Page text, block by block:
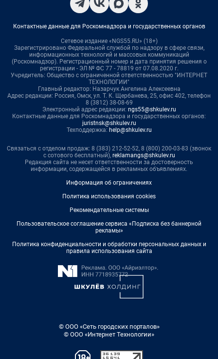
Контактные данные для Роскомнадзора и государственных органов
Сетевое издание «NGS55.RU» (18+)
Зарегистрировано Федеральной службой по надзору в сфере связи,
информационных технологий и массовых коммуникаций
(Роскомнадзор). Регистрационный номер и дата принятия решения о
регистрации - ЭЛ № ФС 77 - 78819 от 07.08.2020 г.
Учредитель: Общество с ограниченной ответственностью "ИНТЕРНЕТ
ТЕХНОЛОГИИ"
Главный редактор: Назарчук Ангелина Алексеевна
Адрес редакции: Россия, Омск, ул. Т. К. Щербанева, 25, офис 402, телефон
8 (3812) 38-08-69
Электронный адрес редакции: ngs55@shkulev.ru
Контактные данные для Роскомнадзора и государственных органов:
juristnsk@shkulev.ru
Техподдержка: help@shkulev.ru
Связаться с отделом продаж: 8 (383) 212-52-52, 8 (800) 200-03-83 (звонок
с сотового бесплатный), reklamangs@shkulev.ru
Редакция сайта не несет ответственности за достоверность
информации, содержащейся в рекламных объявлениях.
Информация об ограничениях
Политика использования cookies
Рекомендательные системы
Пользовательское соглашение сервиса «Подписка без баннерной
рекламы»
Политика конфиденциальности и обработки персональных данных и
правила использования сайта
© ООО «Сеть городских порталов»
© ООО «Интернет Технологии»